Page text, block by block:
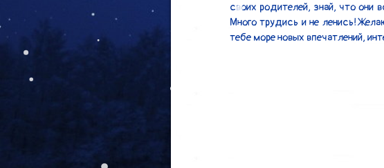
своих родителей, знай, что они
Много трудись и не ленись!
тебе море новых впечатлений,